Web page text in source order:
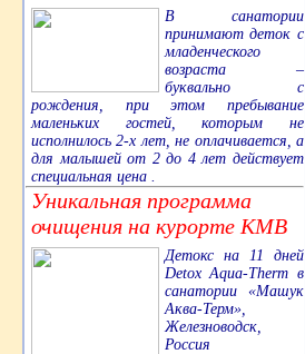
В санатории
принимают деток с
младенческого
возраста –
буквально с
рождения, при этом пребывание
маленьких гостей, которым не
исполнилось 2-х лет, не оплачивается, а
для малышей от 2 до 4 лет действует
специальная цена .
Уникальная программа
очищения на курорте КМВ
Детокс на 11 дней
Detox Aqua-Therm в
санатории «Машук
Аква-Терм»,
Железноводск,
Россия